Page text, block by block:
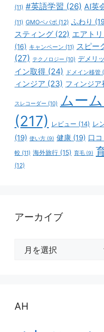
(11) #英語学習 (26) AI英
(11) GMOペパボ (12) ふわり
スティング (22) エアトリ
(16) キャンペーン (11) スピー
(27) テクノロジー (10) デメリ
イン取得 (24) ドメイン移管
ィンジア (23) フィンジア
スレコーダー (10) ムー
(217)
レビュー (14) レ
(19) 使い方 (9) 健康 (19) 口コ
較 (11) 海外旅行 (15) 育毛 (9)
(12)
アーカイブ
AH